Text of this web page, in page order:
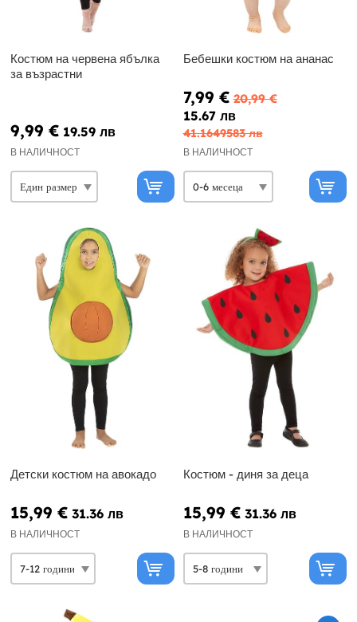
Костюм на червена ябълка
за възрастни
9,99 € 19.59 лв
В НАЛИЧНОСТ
Бебешки костюм на ананас
7,99 € 20,99 €
15.67 лв
41.1649583 лв
В НАЛИЧНОСТ
Детски костюм на авокадо
15,99 € 31.36 лв
В НАЛИЧНОСТ
Костюм - диня за деца
15,99 € 31.36 лв
В НАЛИЧНОСТ